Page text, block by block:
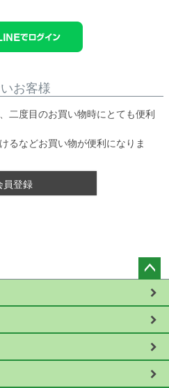
お客様
二度目のお買い物時にとても便利
るなどお買い物が便利になりま
員登録
ペー
ップ
へ